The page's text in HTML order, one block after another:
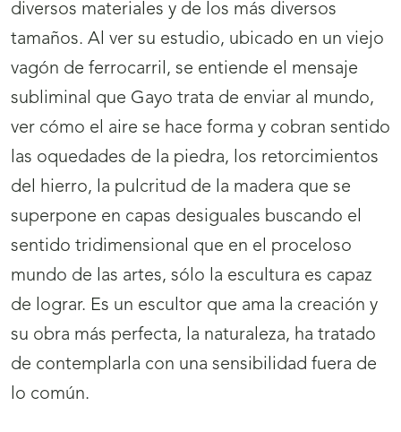
diversos materiales y de los más diversos
tamaños. Al ver su estudio, ubicado en un viejo
vagón de ferrocarril, se entiende el mensaje
subliminal que Gayo trata de enviar al mundo,
ver cómo el aire se hace forma y cobran sentido
las oquedades de la piedra, los retorcimientos
del hierro, la pulcritud de la madera que se
superpone en capas desiguales buscando el
sentido tridimensional que en el proceloso
mundo de las artes, sólo la escultura es capaz
de lograr. Es un escultor que ama la creación y
su obra más perfecta, la naturaleza, ha tratado
de contemplarla con una sensibilidad fuera de
lo común.